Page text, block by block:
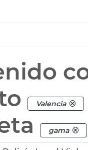
Valencia
gama